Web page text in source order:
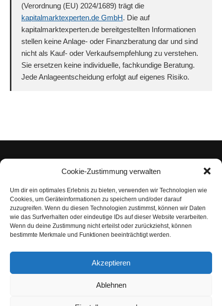
Cookie-Zustimmung verwalten
Um dir ein optimales Erlebnis zu bieten, verwenden wir Technologien wie
Cookies, um Geräteinformationen zu speichern und/oder darauf
zuzugreifen. Wenn du diesen Technologien zustimmst, können wir Daten
wie das Surfverhalten oder eindeutige IDs auf dieser Website verarbeiten.
Wenn du deine Zustimmung nicht erteilst oder zurückziehst, können
bestimmte Merkmale und Funktionen beeinträchtigt werden.
Akzeptieren
Ablehnen
(Verordnung (EU) 2024/1689) trägt die
kapitalmarktexperten.de GmbH. Die auf
kapitalmarktexperten.de bereitgestellten Informationen
stellen keine Anlage- oder Finanzberatung dar und sind
nicht als Kauf- oder Verkaufsempfehlung zu verstehen.
Sie ersetzen keine individuelle, fachkundige Beratung.
Jede Anlageentscheidung erfolgt auf eigenes Risiko.
Impressum
Datenschutzerklärung
Nutzungsbedingungen | Haftungsausschluss
AGB